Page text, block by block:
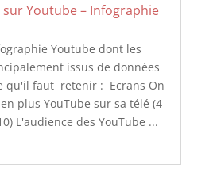
Youtube – Infographie
Youtube dont les
issus de données
qu'il faut retenir : Ecrans On
plus YouTube sur sa télé (4
L'audience des YouTube ...